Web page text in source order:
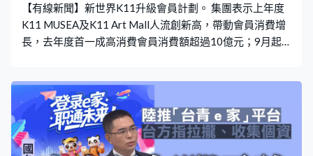
【有線新聞】新世界K11升級會員計劃。 集團表示上年度
K11 MUSEA及K11 Art Mall人流創新高，帶動會員消費增
長，去年度首一成高消費會員消費額超過10億元；9月起